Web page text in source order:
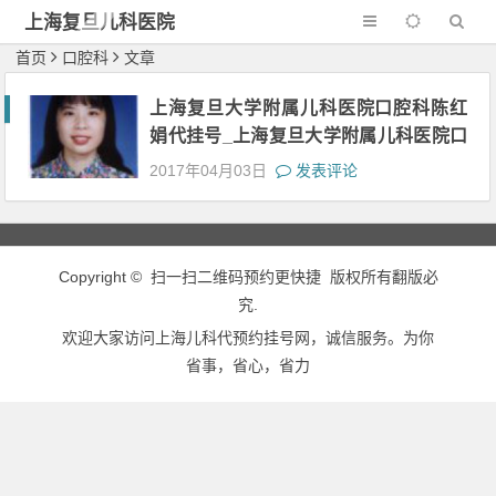
上海复旦儿科医院
首页 口腔科 文章
上海复旦大学附属儿科医院口腔科陈红
娟代挂号_上海复旦大学附属儿科医院口
腔科陈红娟黄牛挂号电话号码18516623
门诊时间
2017年04月03日 发表评论
Copyright © 扫一扫二维码预约更快捷 版权所有翻版必
究.
欢迎大家访问上海儿科代预约挂号网，诚信服务。为你
省事，省心，省力